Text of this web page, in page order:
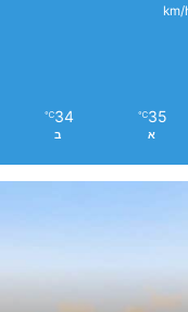
35
℃
א
34
℃
ב